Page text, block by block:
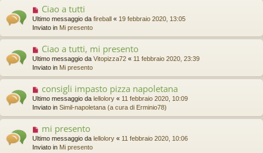
g
i
o
m
e
s
s
a
g
g
o
N
u
o
m
e
s
s
g
g
o
Ciao a tutti
Ultimo messaggio da fireball « 19 febbraio 2020, 13:05
Inviato in Mi presento
N
u
o
m
e
s
s
a
g
g
Ciao a tutti, mi presento
Ultimo messaggio da Vitopizza72 « 11 febbraio 2020, 23:39
Inviato in Mi presento
N
u
o
m
e
s
consigli impasto pizza napoletana
Ultimo messaggio da lellolory « 11 febbraio 2020, 10:09
Inviato in Simil-napoletana (a cura di Erminio78)
N
u
o
mi presento
Ultimo messaggio da lellolory « 11 febbraio 2020, 10:06
Inviato in Mi presento